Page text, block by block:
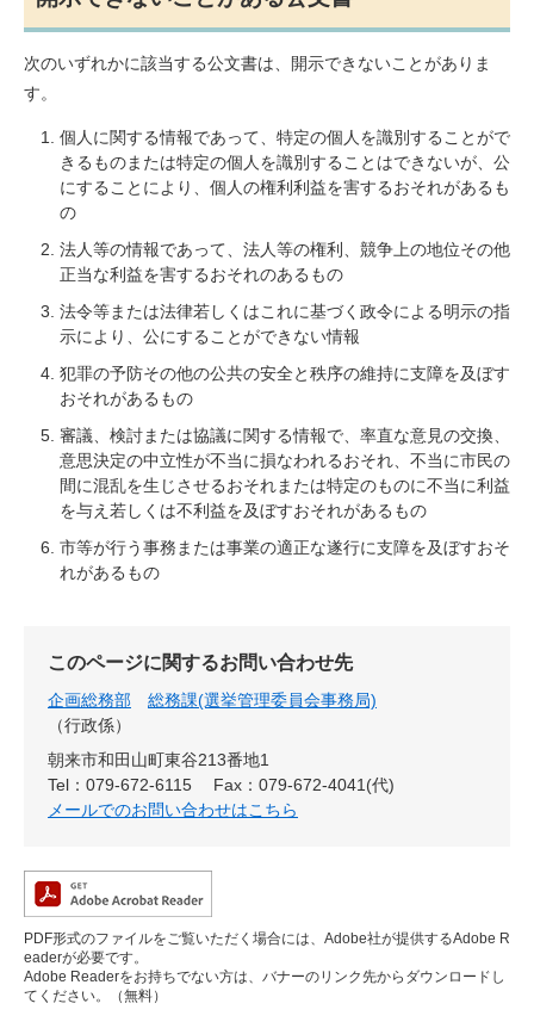
次のいずれかに該当する公文書は、開示できないことがありま
す。
個人に関する情報であって、特定の個人を識別することがで
きるものまたは特定の個人を識別することはできないが、公
にすることにより、個人の権利利益を害するおそれがあるも
の
法人等の情報であって、法人等の権利、競争上の地位その他
正当な利益を害するおそれのあるもの
法令等または法律若しくはこれに基づく政令による明示の指
示により、公にすることができない情報
犯罪の予防その他の公共の安全と秩序の維持に支障を及ぼす
おそれがあるもの
審議、検討または協議に関する情報で、率直な意見の交換、
意思決定の中立性が不当に損なわれるおそれ、不当に市民の
間に混乱を生じさせるおそれまたは特定のものに不当に利益
を与え若しくは不利益を及ぼすおそれがあるもの
市等が行う事務または事業の適正な遂行に支障を及ぼすおそ
れがあるもの
このページに関するお問い合わせ先
企画総務部
総務課(選挙管理委員会事務局)
行政係
朝来市和田山町東谷213番地1
Tel：079-672-6115
Fax：079-672-4041(代)
メールでのお問い合わせはこちら
PDF形式のファイルをご覧いただく場合には、Adobe社が提供するAdobe R
eaderが必要です。
Adobe Readerをお持ちでない方は、バナーのリンク先からダウンロードし
てください。（無料）